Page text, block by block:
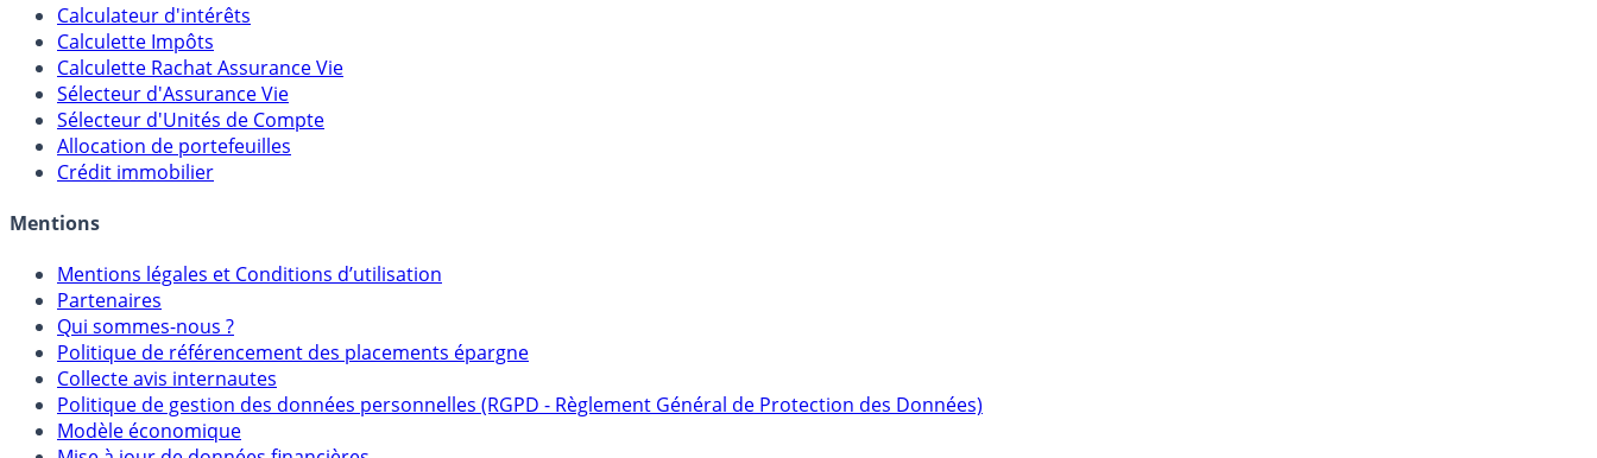
Calculateur d'intérêts
Calculette Impôts
Calculette Rachat Assurance Vie
Sélecteur d'Assurance Vie
Sélecteur d'Unités de Compte
Allocation de portefeuilles
Crédit immobilier
Mentions
Mentions légales et Conditions d’utilisation
Partenaires
Qui sommes-nous ?
Politique de référencement des placements épargne
Collecte avis internautes
Politique de gestion des données personnelles (RGPD - Règlement Général de Protection des Données)
Modèle économique